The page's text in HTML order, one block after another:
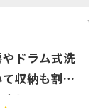
ドラム式洗
収納も割と
した